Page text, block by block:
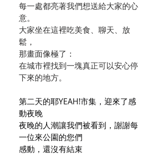
每一處都亮著我們想送給大家的心
意。
大家坐在這裡吃美食、聊天、放
鬆，
那畫面像極了：
在城市裡找到一塊真正可以安心停
下來的地方。
第二天的耶YEAH!市集，迎來了感
動夜晚
夜晚的人潮讓我們被看到，謝謝每
一位來公園的您們
感動，還沒有結束